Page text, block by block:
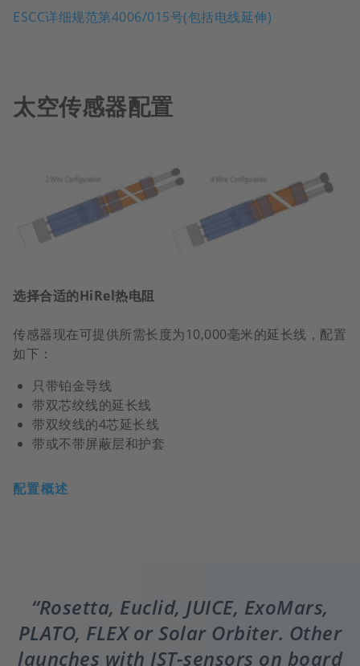
ESCC详细规范第4006/015号(包括电线延伸)
太空传感器配置
选择合适的HiRel热电阻
传感器现在可提供所需长度为10,000毫米的延长线，配置
如下：
只带铂金导线
带双芯绞线的延长线
带双绞线的4芯延长线
带或不带屏蔽层和护套
配置概述
Rosetta, Euclid, JUICE, ExoMars,
PLATO, FLEX or Solar Orbiter. Other
launches with IST-sensors on board